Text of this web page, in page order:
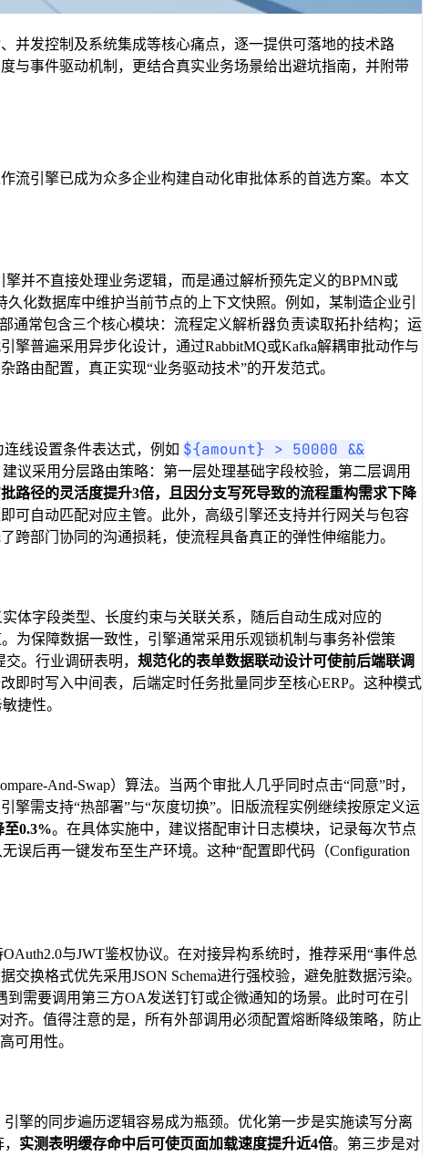
并发控制及系统集成等核心痛点，逐一提供可落地的技术路
与事件驱动机制，更结合真实业务场景给出避坑指南，并附带
流引擎已成为众多企业构建自动化审批体系的首选方案。本文
并不直接处理业务逻辑，而是通过解析预先定义的BPMN或
化数据库中维护当前节点的上下文快照。例如，某制造企业引
通常包含三个核心模块：流程定义解析器负责读取拓扑结构；运
普遍采用异步化设计，通过RabbitMQ或Kafka解耦审批动作与
由配置，真正实现“业务驱动技术”的开发范式。
线设置条件表达式，例如 ${amount} > 50000 &&
议采用分层路由策略：第一层处理基础字段校验，第二层调用
路径的灵活度提升3倍，且因分支写死导致的流程重构需求下降
可自动匹配对应主管。此外，高级引擎还支持并行网关与包容
部门协同的沟通损耗，使流程具备真正的弹性伸缩能力。
体字段类型、长度约束与关联关系，随后自动生成对应的
为保障数据一致性，引擎通常采用乐观锁机制与事务补偿策
。行业调研表明， 规范化的表单数据联动设计可使前后端联调
即时写入中间表，后端定时任务批量同步至核心ERP。这种模式
捷性。
And-Swap）算法。当两个审批人几乎同时点击“同意”时，
需支持“热部署”与“灰度切换”。旧版流程实例继续按原定义运
至0.3%。在具体实施中，建议搭配审计日志模块，记录每次节点
误后再一键发布至生产环境。这种“配置即代码（Configuration
与JWT鉴权协议。在对接异构系统时，推荐采用“事件总
换格式优先采用JSON Schema进行强校验，避免脏数据污染。
到需要调用第三方OA发送钉钉或企微通知的场景。此时可在引
齐。值得注意的是，所有外部调用必须配置熔断降级策略，防止
可用性。
擎的同步遍历逻辑容易成为瓶颈。优化第一步是实施读写分离
实测表明缓存命中后可使页面加载速度提升近4倍。第三步是对